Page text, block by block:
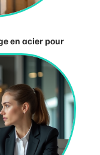
en acier pour